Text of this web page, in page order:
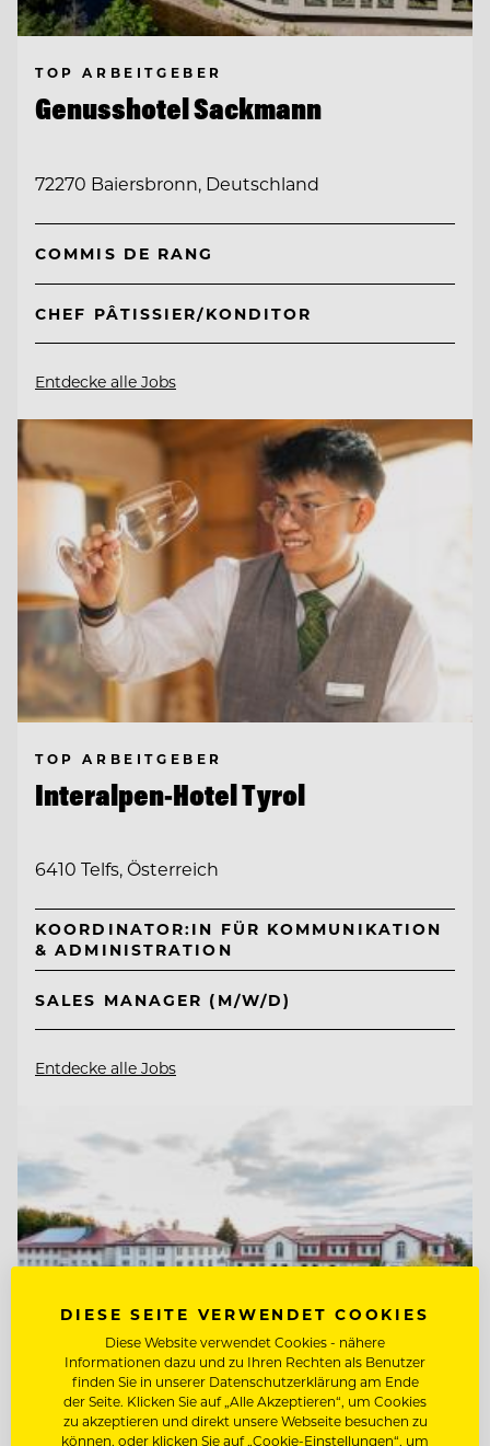
TOP ARBEITGEBER
Genusshotel Sackmann
72270 Baiersbronn, Deutschland
COMMIS DE RANG
CHEF PÂTISSIER/KONDITOR
Entdecke alle Jobs
TOP ARBEITGEBER
Interalpen-Hotel Tyrol
6410 Telfs, Österreich
KOORDINATOR:IN FÜR KOMMUNIKATION
& ADMINISTRATION
SALES MANAGER (M/W/D)
Entdecke alle Jobs
DIESE SEITE VERWENDET COOKIES
Diese Website verwendet Cookies - nähere
Informationen dazu und zu Ihren Rechten als Benutzer
finden Sie in unserer Datenschutzerklärung am Ende
der Seite. Klicken Sie auf „Alle Akzeptieren“, um Cookies
zu akzeptieren und direkt unsere Webseite besuchen zu
können, oder klicken Sie auf „Cookie-Einstellungen“, um